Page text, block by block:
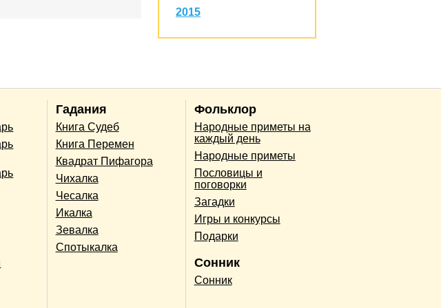
2015
Гадания
Книга Судеб
Книга Перемен
Квадрат Пифагора
Чихалка
Чесалка
Икалка
Зевалка
Спотыкалка
Фольклор
Народные приметы на
каждый день
Народные приметы
Пословицы и
поговорки
Загадки
Игры и конкурсы
Подарки
Сонник
Сонник